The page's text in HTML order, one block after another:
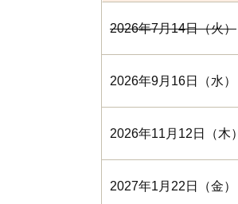
2026年7月14日（火）
2026年9月16日（水）
2026年11月12日（木）
2027年1月22日（金）